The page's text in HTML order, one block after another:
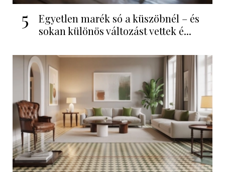
5
Egyetlen marék só a küszöbnél – és
sokan különös változást vettek é...